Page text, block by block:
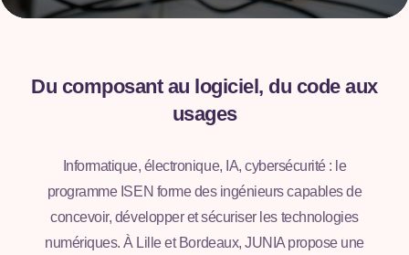
Du composant au logiciel, du code aux
usages
Informatique, électronique, IA, cybersécurité : le
programme ISEN forme des ingénieurs capables de
concevoir, développer et sécuriser les technologies
numériques. À Lille et Bordeaux, JUNIA propose une